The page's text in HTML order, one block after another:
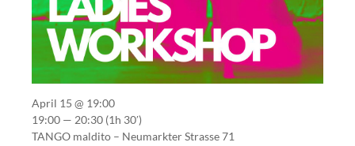
April 15 @ 19:00
19:00 — 20:30 (1h 30′)
TANGO maldito – Neumarkter Strasse 71